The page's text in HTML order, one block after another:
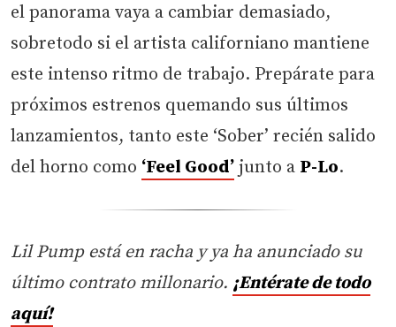
el panorama vaya a cambiar demasiado,
sobretodo si el artista californiano mantiene
este intenso ritmo de trabajo. Prepárate para
próximos estrenos quemando sus últimos
lanzamientos, tanto este ‘Sober’ recién salido
del horno como ‘Feel Good’ junto a P-Lo.
Lil Pump está en racha y ya ha anunciado su
último contrato millonario. ¡Entérate de todo
aquí!